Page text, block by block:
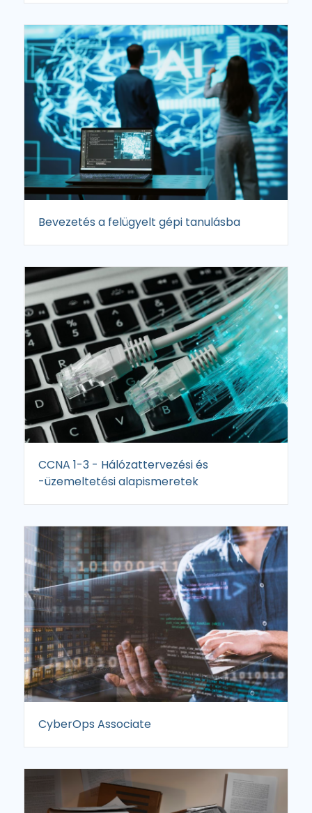
Bevezetés a felügyelt gépi tanulásba
CCNA 1-3 - Hálózattervezési és
-üzemeltetési alapismeretek
CyberOps Associate